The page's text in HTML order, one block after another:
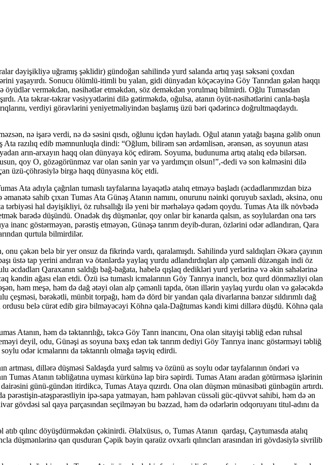
də­yi­şik­liyə uğramış şəklidir) gündoğan sahilində yurd salanda artıq yaşı səksəni çoxdan
yaşayırdı. Sonucu ölümlü-itimli bu yalan, gidi dünyadan köçəcəyinə Göy Tanrıdan gələn haqqı
verməkdən, nəsihətlər etməkdən, söz deməkdən yorulmaq bilmirdi. Oğlu Tumasdan
Ata təkrar-təkrar vəsiy­yət­lə­rini dilə gətirməkdə, oğulsa, atanın öyüt-nəsihətlərini canla-başla
verdiyi gö­rəvlərini yeniyetməliyindən başlamış üzü bəri qədərincə do­ğ­rult­­maqdaydı.
nə işarə verdi, nə də səsini qısdı, oğlunu içdən hayladı. Oğul atanın yatağı başına gəlib onun
razılıq edib məmnunluqla dindi: “Oğlum, bilirəm sən ər­dəmlisən, ərənsən, as soyunun atası
arın-arxayın haqq olan dünyaya köç edirəm. Soyuma, budunuma artıq atalıq edə bilərsən.
qoy O, gözəgörünməz var olan sənin yar və yardımçın olsun!”,-dedi və son kəlməsini dilə
üzü-çöhrəsiylə birgə haqq dünyasına köç etdi.
Ata adıyla çağrılan tumaslı tayfalarına ləyaqətlə atalıq etməyə başladı (əcdadlarımızdan bizə
sahib çıxan Tumas Ata Günəş Atanın namını, onu­runu nəinki qoruyub saxladı, əksinə, onu
tərbiyəsi hal dəyişikliyi, öz ruhsallığı ilə yeni bir mərhələyə qədəm qoydu. Tumas Ata ilk növbədə
barədə düşündü. Onadək dış düşmənlər, qoy onlar bir kənarda qalsın, as soy­lu­lar­dan ona tərs
inanc göstərməyən, pərəstiş etməyən, Günəşə tanrım deyib-duran, öz­lərini odər adlandıran, Qara
qurtula bilmirdilər.
çəkən belə bir yer onsuz da fikrində vardı, qaralamışdı. Sahilində yurd saldıqları Əkərə çayının
üstə tap yerini andıran və ötənlərdə yaylaq yurdu ad­lan­dırdıqları alp çəmənli düzəngah indi öz
Qaraxanın saldığı bağ-ba­ğa­ta, habelə qışlaq dedikləri yurd yerlərinə və əkin sahələrinə
ağası elan etdi. Özü isə tumaslı icmalarının Göy Tanrıya inanclı, boz qurd dön­məz­liyi olan
həm meşə, həm də dağ ətəyi olan alp çəmənli tapda, ötən illərin yay­laq yurdu olan və gələcəkdə
bərəkətli, münbit tor­pa­ğı, həm də dörd bir yandan qala divarlarına bənzər sıldırımlı dağ
belə cürət edib girə bil­mə­yə­cəyi Köhnə qala-Dağtumas kəndi kimi dillərə düşdü. Köhnə qala
Atanın, həm də təktanrılığı, təkcə Göy Tanrı inancını, Ona olan si­tayişi təbliğ edən ruhsal
deyil, odu, Günəşi as soyuna bəxş edən tək tanrım dediyi Göy Tanrıya inanc göstərməyi təbliğ
odər icmalarını da təktanrılı ol­mağa təşviq edirdi.
artması, dillərə düşməsi Saldaşda yurd salmış və özünü as soylu odər tay­fa­larının öndəri və
Tumas Atanın təbliğatına uyması kürkünə lap birə səpirdi. Tumas Atanı aradan götürməsə işlərinin
günü-gündən itirdikcə, Tumas Ataya qızırdı. Ona olan düşmən münasibəti günbəgün artırdı.
pərəstişin-atəş­pə­rəst­liyin ipə-sapa yatmayan, həm pəhləvan cüssəli güc-qüvvət sahibi, həm də ən
göv­də­si sal qaya parçasından seçilməyən bu bəzzad, həm də odərlərin odqoruyanı titul-adını da
qı­lınc döyüşdürməkdən çəkinirdi. Əlalxüsus, o, Tumas Atanın qar­daşı, Çaytumasda atalıq
düşmənlərinə qan qusduran Çəpik bəyin qaraüz ovxarlı qılıncları arasından iri gövdəsiylə sivrilib